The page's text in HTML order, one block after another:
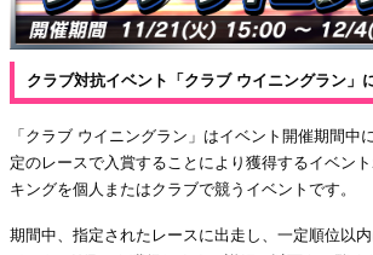
クラブ対抗イベント「クラブ ウイニングラン」
「クラブ ウイニングラン」はイベント開催期間中
定のレースで入賞することにより獲得するイベン
キングを個人またはクラブで競うイベントです。
期間中、指定されたレースに出走し、一定順位以